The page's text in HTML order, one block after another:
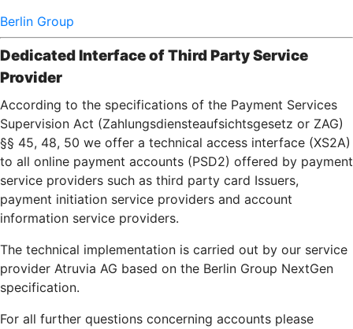
Berlin Group
Dedicated Interface of Third Party Service
Provider
According to the specifications of the Payment Services
Supervision Act (Zahlungsdiensteaufsichtsgesetz or ZAG)
§§ 45, 48, 50 we offer a technical access interface (XS2A)
to all online payment accounts (PSD2) offered by payment
service providers such as third party card Issuers,
payment initiation service providers and account
information service providers.
The technical implementation is carried out by our service
provider Atruvia AG based on the Berlin Group NextGen
specification.
For all further questions concerning accounts please